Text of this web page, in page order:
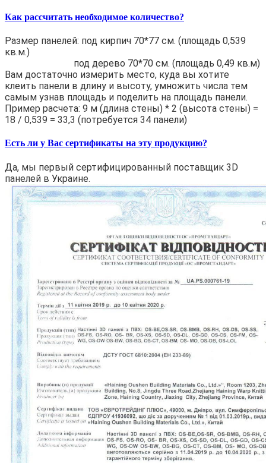
Как рассчитать необходимое количество?
Размер панелей: под кирпич 70*77 см. (площадь 0,539
кв.м.)
под дерево 70*70 см. (площадь 0,49 кв.м)
Вам достаточно измерить место, куда вы хотите
клеить панели в длину и высоту, умножить числа тем
самым узнав площадь и поделить на площадь панели.
Пример расчета: 9 м (длина стены) * 2 (высота стены) =
18 / 0,539 = 33,3 (потребуется 34 панели)
Есть ли у Вас сертификаты на эту продукцию?
Да, мы первый сертифицированный поставщик 3D
панелей в Украине.